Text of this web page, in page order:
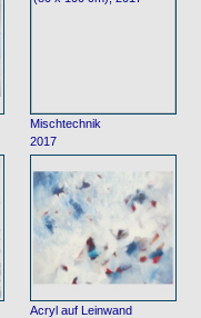
Mischtechnik
2017
Acryl auf Leinwand